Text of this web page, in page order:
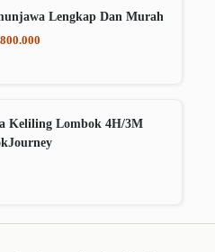
Lengkap Dan Murah
Keliling Lombok 4H/3M